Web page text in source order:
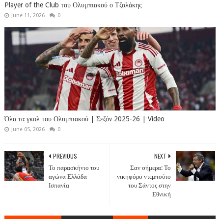
Player of the Club του Ολυμπιακού ο Τζολάκης
June 11, 2026 0
Όλα τα γκολ του Ολυμπιακού | Σεζόν 2025-26 | Video
June 05, 2026 0
NEXT
Σαν σήμερα: Το
νικηφόρο ντεμπούτο
του Σάντος στην
Εθνική
PREVIOUS
Το παρασκήνιο του
αγώνα Ελλάδα -
Ισπανία